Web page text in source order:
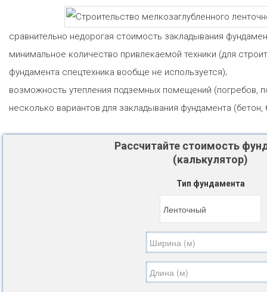
сравнительно недорогая стоимость закладывания
минимальное количество привлекаемой техники (для
фундамента спецтехника вообще не используется);
возможность утепления подземных помещений (погребов,
несколько вариантов для закладывания фундамента (бетон,
Рассчитайте стоимость
(калькулятор)
Тип фундамента